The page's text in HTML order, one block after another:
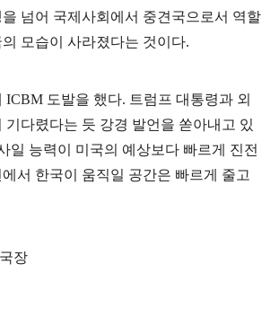
넘어 국제사회에서 중견국으로서 역할
모습이 사라졌다는 것이다.
ICBM 도발을 했다. 트럼프 대통령과 외
기다렸다는 듯 강경 발언을 쏟아내고 있
일 능력이 미국의 예상보다 빠르게 진전
서 한국이 움직일 공간은 빠르게 줄고
장